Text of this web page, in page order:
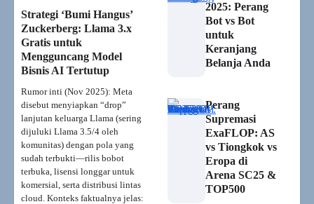
Strategi ‘Bumi Hangus’
Zuckerberg: Llama 3.x
Gratis untuk
Mengguncang Model
Bisnis AI Tertutup
Rumor inti (Nov 2025): Meta
disebut menyiapkan “drop”
lanjutan keluarga Llama (sering
dijuluki Llama 3.5/4 oleh
komunitas) dengan pola yang
sudah terbukti—rilis bobot
terbuka, lisensi longgar untuk
komersial, serta distribusi lintas
cloud. Konteks faktualnya jelas:
2025: Perang
Bot vs Bot
untuk
Keranjang
Belanja Anda
Perang
Supremasi
ExaFLOP: AS
vs Tiongkok vs
Eropa di
Arena SC25 &
TOP500